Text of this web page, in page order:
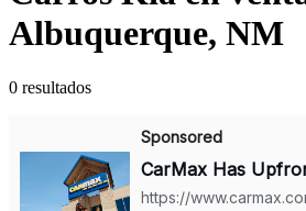
Albuquerque, NM
0 resultados